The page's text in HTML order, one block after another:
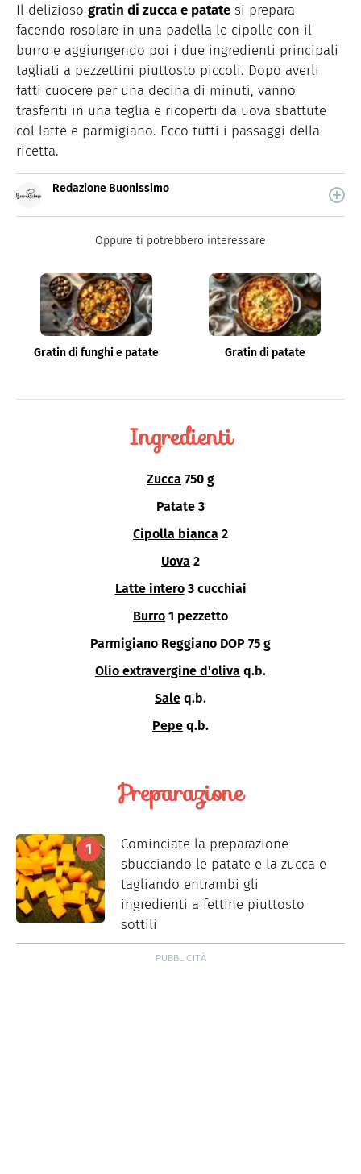
Il delizioso gratin di zucca e patate si prepara
facendo rosolare in una padella le cipolle con il
burro e aggiungendo poi i due ingredienti principali
tagliati a pezzettini piuttosto piccoli. Dopo averli
fatti cuocere per una decina di minuti, vanno
trasferiti in una teglia e ricoperti da uova sbattute
col latte e parmigiano. Ecco tutti i passaggi della
ricetta.
Redazione Buonissimo
quale trovi idee veloci, facili e spiegate passo passo.
Oppure ti potrebbero interessare
Gratin di funghi e patate Gratin di patate
Ingredienti
Zucca 750 g
Patate 3
Cipolla bianca 2
Uova 2
Latte intero 3 cucchiai
Burro 1 pezzetto
Parmigiano Reggiano DOP 75 g
Olio extravergine d'oliva q.b.
Sale q.b.
Pepe q.b.
Preparazione
Cominciate la preparazione
sbucciando le patate e la zucca e
tagliando entrambi gli
ingredienti a fettine piuttosto
sottili